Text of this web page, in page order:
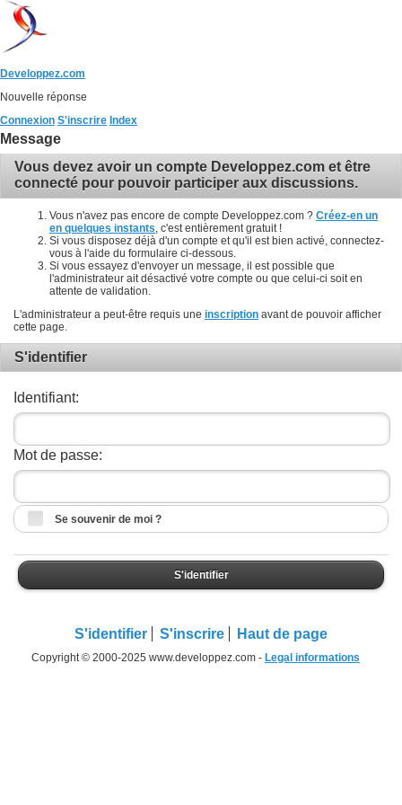
Developpez.com
Nouvelle réponse
Connexion S'inscrire Index
Message
Vous devez avoir un compte Developpez.com et être
connecté pour pouvoir participer aux discussions.
Vous n'avez pas encore de compte Developpez.com ? Créez-en un
en quelques instants , c'est entièrement gratuit !
Si vous disposez déjà d'un compte et qu'il est bien activé, connectez-
vous à l'aide du formulaire ci-dessous.
Si vous essayez d'envoyer un message, il est possible que
l'administrateur ait désactivé votre compte ou que celui-ci soit en
attente de validation.
L'administrateur a peut-être requis une inscription avant de pouvoir afficher
cette page.
S'identifier
Identifiant:
Mot de passe:
Se souvenir de moi ?
S'identifier
S'identifier S'inscrire Haut de page
Copyright © 2000-2025 www.developpez.com - Legal informations